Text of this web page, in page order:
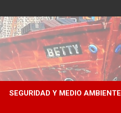
SEGURIDAD Y MEDIO AMBIENTE